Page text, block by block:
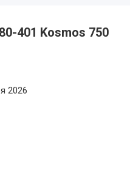
401 Kosmos 750
2026